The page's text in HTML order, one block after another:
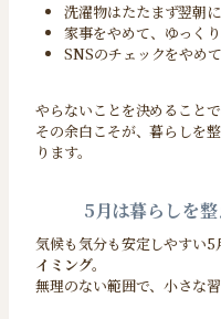
洗濯物はたたまず翌朝
家事をやめて、ゆっく
SNSのチェックをやめ
やらないことを決めること
その余白こそが、暮らしを
ります。
5月は暮らしを
気候も気分も安定しやすい5
イミング。
無理のない範囲で、小さな